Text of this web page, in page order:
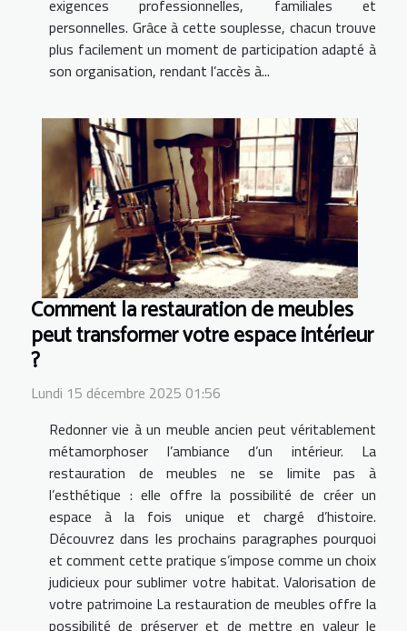
exigences professionnelles, familiales et
personnelles. Grâce à cette souplesse, chacun trouve
plus facilement un moment de participation adapté à
son organisation, rendant l’accès à...
Comment la restauration de meubles
peut transformer votre espace intérieur
?
Lundi 15 décembre 2025 01:56
Redonner vie à un meuble ancien peut véritablement
métamorphoser l’ambiance d’un intérieur. La
restauration de meubles ne se limite pas à
l’esthétique : elle offre la possibilité de créer un
espace à la fois unique et chargé d’histoire.
Découvrez dans les prochains paragraphes pourquoi
et comment cette pratique s’impose comme un choix
judicieux pour sublimer votre habitat. Valorisation de
votre patrimoine La restauration de meubles offre la
possibilité de préserver et de mettre en valeur le